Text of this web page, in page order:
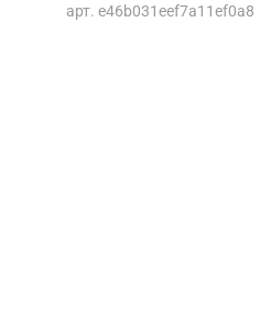
арт. e46b031eef7a11ef0a8